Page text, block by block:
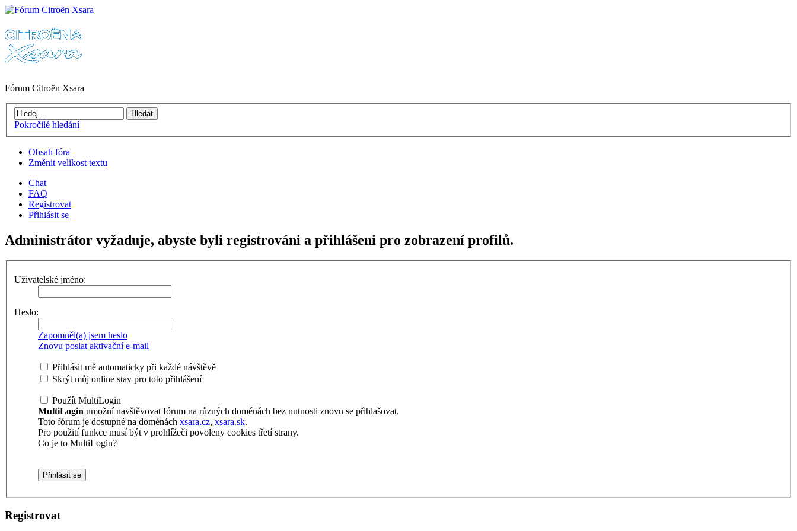
Fórum Citroën Xsara
Pokročilé hledání
Obsah fóra
Změnit velikost textu
Chat
FAQ
Registrovat
Přihlásit se
Administrátor vyžaduje, abyste byli registrováni a přihlášeni pro zobrazení profilů.
Uživatelské jméno:
Heslo:
Zapomněl(a) jsem heslo
Znovu poslat aktivační e-mail
Přihlásit mě automaticky při každé návštěvě
Skrýt můj online stav pro toto přihlášení
Použít MultiLogin
MultiLogin umožní navštěvovat fórum na různých doménách bez nutnosti znovu se přihlašovat.
Toto fórum je dostupné na doménách xsara.cz, xsara.sk.
Pro použití funkce musí být v prohlížeči povoleny cookies třetí strany.
Co je to MultiLogin?
Registrovat